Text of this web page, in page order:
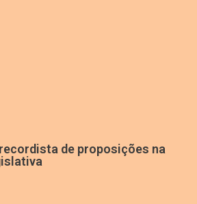
de proposições na